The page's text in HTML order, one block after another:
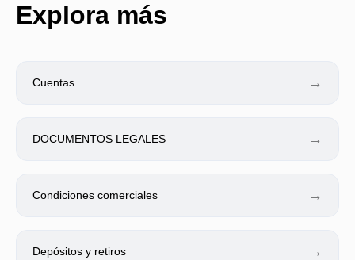
Explora más
Cuentas →
DOCUMENTOS LEGALES →
Condiciones comerciales →
Depósitos y retiros →